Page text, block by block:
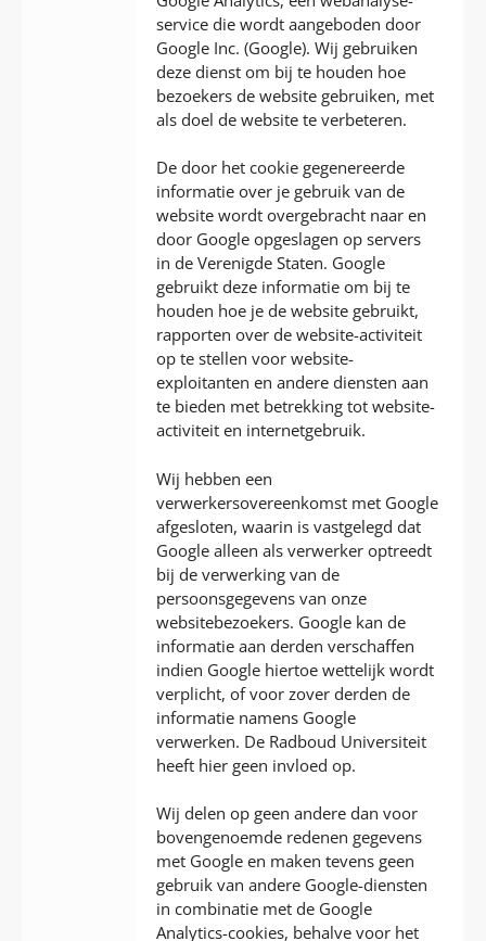
service die wordt aangeboden door
Google Inc. (Google). Wij gebruiken
deze dienst om bij te houden hoe
bezoekers de website gebruiken, met
als doel de website te verbeteren.
De door het cookie gegenereerde
informatie over je gebruik van de
website wordt overgebracht naar en
door Google opgeslagen op servers
in de Verenigde Staten. Google
gebruikt deze informatie om bij te
houden hoe je de website gebruikt,
rapporten over de website-activiteit
op te stellen voor website-
exploitanten en andere diensten aan
te bieden met betrekking tot website-
activiteit en internetgebruik.
Wij hebben een
verwerkersovereenkomst met Google
afgesloten, waarin is vastgelegd dat
Google alleen als verwerker optreedt
bij de verwerking van de
persoonsgegevens van onze
websitebezoekers. Google kan de
informatie aan derden verschaffen
indien Google hiertoe wettelijk wordt
verplicht, of voor zover derden de
informatie namens Google
verwerken. De Radboud Universiteit
heeft hier geen invloed op.
Wij delen op geen andere dan voor
bovengenoemde redenen gegevens
met Google en maken tevens geen
gebruik van andere Google-diensten
in combinatie met de Google
Analytics-cookies, behalve voor het